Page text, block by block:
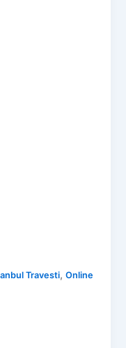
Travesti,Online